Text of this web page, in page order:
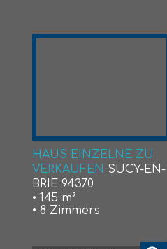
HAUS EINZELNE ZU
VERKAUFEN SUCY-EN-
BRIE 94370
• 145 m²
• 8 Zimmers